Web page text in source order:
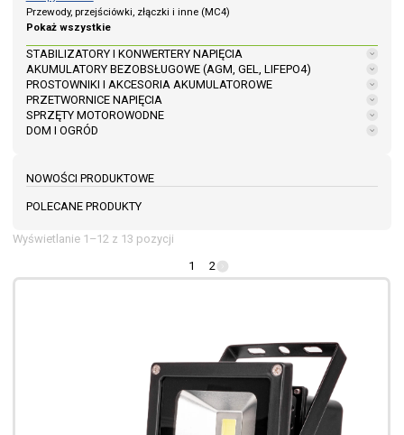
Przewody, przejściówki, złączki i inne (MC4)
Pokaż wszystkie
STABILIZATORY I KONWERTERY NAPIĘCIA
AKUMULATORY BEZOBSŁUGOWE (AGM, GEL, LIFEPO4)
PROSTOWNIKI I AKCESORIA AKUMULATOROWE
PRZETWORNICE NAPIĘCIA
SPRZĘTY MOTOROWODNE
DOM I OGRÓD
NOWOŚCI PRODUKTOWE
POLECANE PRODUKTY
Wyświetlanie 1–12 z 13 pozycji
1
2